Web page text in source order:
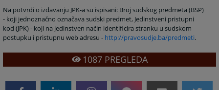
Na potvrdi o izdavanju JPK-a su ispisani: Broj sudskog predmeta (BSP)
- koji jednoznačno označava sudski predmet, Jedinstveni pristupni
kod (JPK) - koji na jedinstven način identificira stranku u sudskom
postupku i pristupnu web adresu - http://pravosudje.ba/predmeti.
1087PREGLEDA